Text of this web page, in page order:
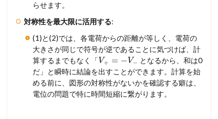
らせます。
対称性を最大限に活用する:
(1)と(2)では、各電荷からの距離が等しく、電荷の
大きさが同じで符号が逆であることに気づけば、計
算するまでもなく「V+ = −V− となるから、和は0
だ」と瞬時に結論を出すことができます。計算を始
める前に、図形の対称性がないかを確認する癖は、
電位の問題で特に時間短縮に繋がります。